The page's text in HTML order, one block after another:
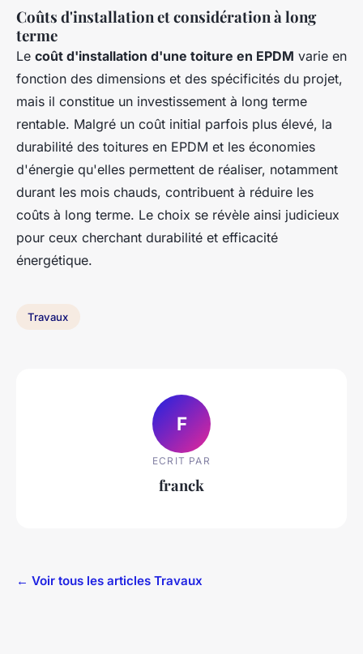
Coûts d'installation et considération à long
terme
Le coût d'installation d'une toiture en EPDM varie en
fonction des dimensions et des spécificités du projet,
mais il constitue un investissement à long terme
rentable. Malgré un coût initial parfois plus élevé, la
durabilité des toitures en EPDM et les économies
d'énergie qu'elles permettent de réaliser, notamment
durant les mois chauds, contribuent à réduire les
coûts à long terme. Le choix se révèle ainsi judicieux
pour ceux cherchant durabilité et efficacité
énergétique.
Travaux
F
ECRIT PAR
franck
← Voir tous les articles Travaux